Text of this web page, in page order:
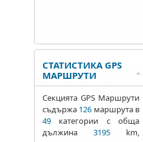
СТАТИСТИКА GPS
МАРШРУТИ
Секцията GPS Маршрути
съдържа 126 маршрута в
49 категории с обща
дължина 3195 km,